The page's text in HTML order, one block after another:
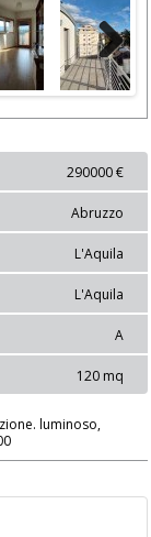
Next
290000 €
Abruzzo
L'Aquila
L'Aquila
A
120 mq
luminoso,